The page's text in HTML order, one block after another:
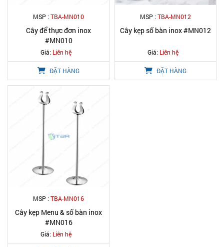
MSP :TBA-MN010
Cây để thực đơn inox
#MN010
Giá: Liên hệ
ĐẶT HÀNG
MSP :TBA-MN012
Cây kẹp số bàn inox #MN012
Giá: Liên hệ
ĐẶT HÀNG
MSP :TBA-MN016
Cây kẹp Menu & số bàn inox
#MN016
Giá: Liên hệ